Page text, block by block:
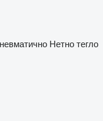
Нетно тегло